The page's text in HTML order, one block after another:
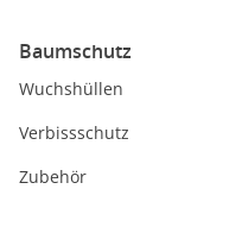
Baumschutz
Wuchshüllen
Verbissschutz
Zubehör